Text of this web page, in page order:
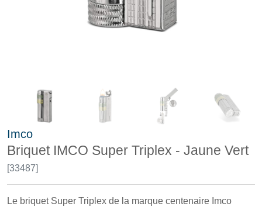
Imco
Briquet IMCO Super Triplex - Jaune Vert
[33487]
Le briquet Super Triplex de la marque centenaire Imco